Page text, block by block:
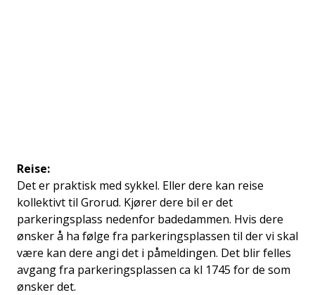
Reise:
Det er praktisk med sykkel. Eller dere kan reise
kollektivt til Grorud. Kjører dere bil er det
parkeringsplass nedenfor badedammen. Hvis dere
ønsker å ha følge fra parkeringsplassen til der vi skal
være kan dere angi det i påmeldingen. Det blir felles
avgang fra parkeringsplassen ca kl 1745 for de som
ønsker det.